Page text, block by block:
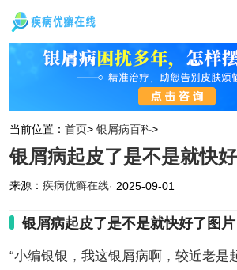
当前位置： 首页> 银屑病百科>
银屑病起皮了是不是就快
来源： 疾病优癣在线· 2025-09-01
银屑病起皮了是不是就快好了图片
“小编银银，我这银屑病啊，较近老是